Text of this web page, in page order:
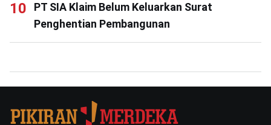
PT SIA Klaim Belum Keluarkan Surat
Penghentian Pembangunan